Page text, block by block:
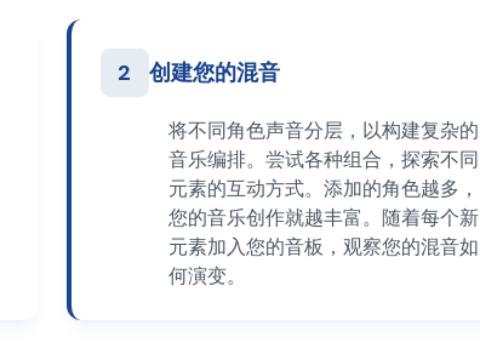
2 创建您的混音
将不同角色声音分层，以构建复杂的
音乐编排。尝试各种组合，探索不同
元素的互动方式。添加的角色越多，
您的音乐创作就越丰富。随着每个新
元素加入您的音板，观察您的混音如
何演变。